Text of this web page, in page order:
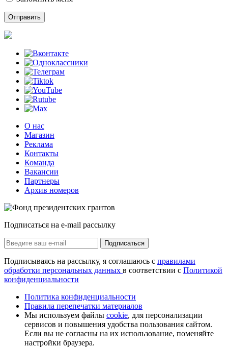
О нас
Магазин
Реклама
Контакты
Команда
Вакансии
Партнеры
Архив номеров
Подписаться на e-mail рассылку
Подписаться
Подписываясь на рассылку, я соглашаюсь с правилами
обработки персональных данных в соответствии с Политикой
конфиденциальности
Политика конфиденциальности
Правила перепечатки материалов
Мы используем файлы cookie, для персонализации
сервисов и повышения удобства пользования сайтом.
Если вы не согласны на их использование, поменяйте
настройки браузера.